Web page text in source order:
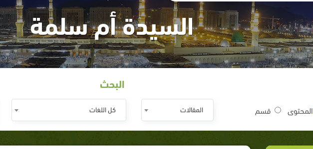
السيدة أم سلمة
البحث
المحتوى قسم المقالات كل اللغات